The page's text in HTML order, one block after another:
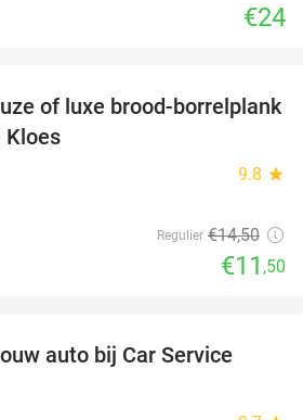
€24
21%
of luxe brood-borrelplank
Kloes
9.8 star
Regulier €14,50
€11 ,50
auto bij Car Service